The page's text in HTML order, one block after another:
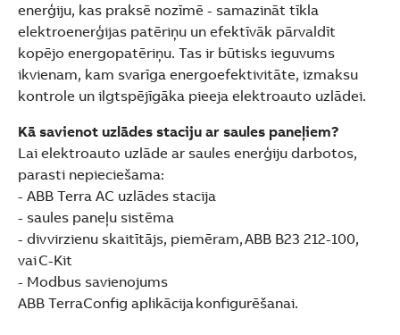
enerģiju, kas praksē nozīmē - samazināt tīkla
elektroenerģijas patēriņu un efektīvāk pārvaldīt
kopējo energopatēriņu. Tas ir būtisks ieguvums
ikvienam, kam svarīga energoefektivitāte, izmaksu
kontrole un ilgtspējīgāka pieeja elektroauto uzlādei.
Kā savienot uzlādes staciju ar saules paneļiem?
Lai elektroauto uzlāde ar saules enerģiju darbotos,
parasti nepieciešama:
- ABB Terra AC uzlādes stacija
- saules paneļu sistēma
- divvirzienu skaitītājs, piemēram, ABB B23 212-100,
vai C-Kit
- Modbus savienojums
ABB TerraConfig aplikācija konfigurēšanai.